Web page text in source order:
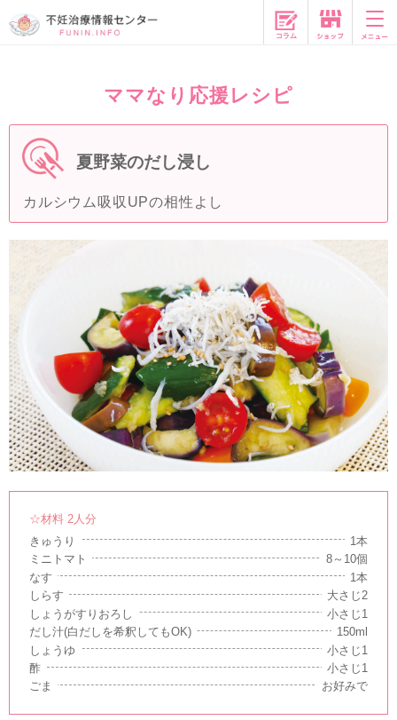
コラム
ママなり応援レシピ
夏野菜のだし浸し
カルシウム吸収UPの相性よし
☆材料 2人分
きゅうり
1本
ミニトマト
8～10個
なす
1本
しらす
大さじ2
しょうがすりおろし
小さじ1
だし汁(白だしを希釈してもOK)
150ml
しょうゆ
小さじ1
酢
小さじ1
ごま
お好みで